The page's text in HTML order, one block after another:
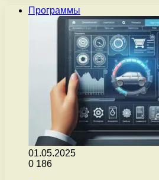
Программы
01.05.2025
0 186